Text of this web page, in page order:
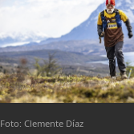
Foto: Clemente Díaz